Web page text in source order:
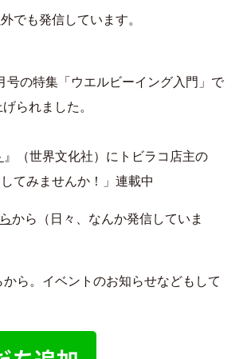
でも発信しています。
号の特集「ウエルビーイング入門」で
られました。
』（世界文化社）にトビラコ店主の
してみませんか！」連載中
から（日々、なんか発信していま
ら。イベントのお知らせなどもして